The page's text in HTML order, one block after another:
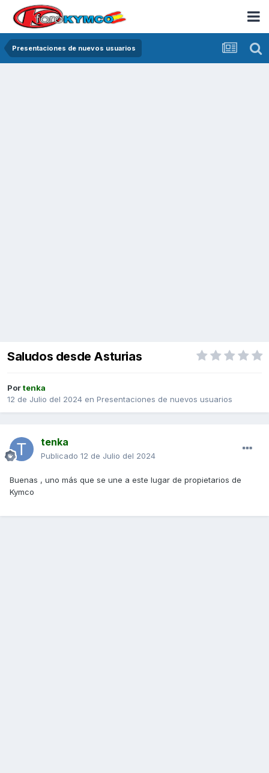
Presentaciones de nuevos usuarios
Saludos desde Asturias
Portenka
12 de Julio del 2024 en Presentaciones de nuevos usuarios
tenka
Publicado 12 de Julio del 2024
Buenas , uno más que se une a este lugar de propietarios de
Kymco